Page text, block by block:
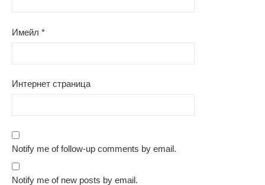
Имейл *
Интернет страница
Notify me of follow-up comments by email.
Notify me of new posts by email.